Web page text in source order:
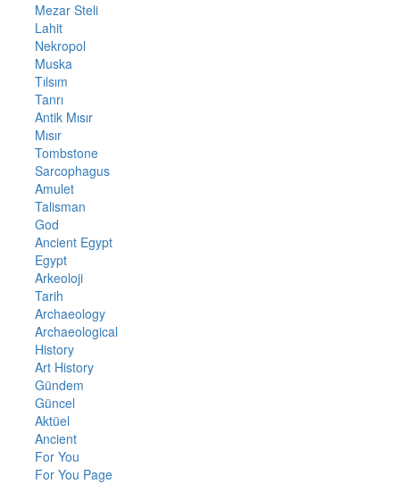
Mezar Steli
Lahit
Nekropol
Muska
Tılsım
Tanrı
Antik Mısır
Mısır
Tombstone
Sarcophagus
Amulet
Talisman
God
Ancient Egypt
Egypt
Arkeoloji
Tarih
Archaeology
Archaeological
History
Art History
Gündem
Güncel
Aktüel
Ancient
For You
For You Page